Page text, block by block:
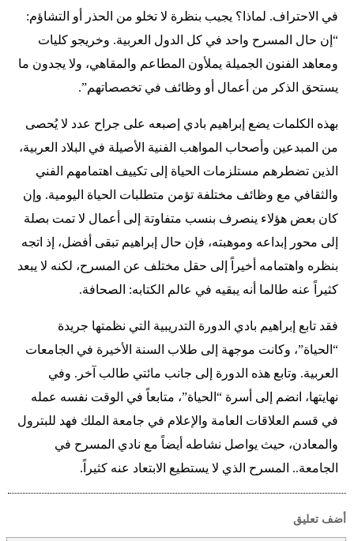
في الاحتراف. لماذا؟ يجيب بنظرة لا تخلو من الحذر أو التشاؤم:
“إن حال المسرح واحد في كل الدول العربية. وخريجو كليات
ومعاهد الفنون الجميلة يملأون المطاعم والمقاهي، ولا يجدون ما
يستحق الذكر من أعمال أو وظائف في تخصصاتهم”.
بهذه الكلمات يضع إبراهيم بادي إصبعه على جراح عدد لا يُحصى
من المبدعين وأصحاب المواهب الفنية الأصيلة في البلاد العربية،
الذين تضطرهم مستلزمات الحياة إلى تكييف اهتمامهم الفني
والثقافي مع وظائف مختلفة تؤمن متطلبات الحياة اليومية. وإن
كان بعض هؤلاء ينصرف بنسب متفاوتة إلى أعمال لا تمت بصلة
إلى محور إبداعه وموهبته، فإن حال إبراهيم تبقى أفضل، إذ اتجه
بنظره واهتمامه أخيراً إلى حقل مختلف عن المسرح، لكنه لا يبعد
كثيراً عنه طالما أنه يبقيه في عالم الكتابه: الصحافة.
فقد تابع إبراهيم بادي الدورة التدريبية التي نظمتها جريدة
“الحياة”، وكانت موجهة إلى طلاب السنة الأخيرة في الجامعات
العربية. وتابع هذه الدورة إلى جانب مائتي طالب آخر. وفي
نهايتها، انضم إلى أسرة “الحياة”، متابعاً في الوقت نفسه عمله
في قسم العلاقات العامة والإعلام في جامعة الملك فهد للبترول
والمعادن، حيث يواصل نشاطه أيضاً مع نادي المسرح في
الجامعة.. المسرح الذي لا يستطيع الابتعاد عنه كثيراً.
أضف تعليق